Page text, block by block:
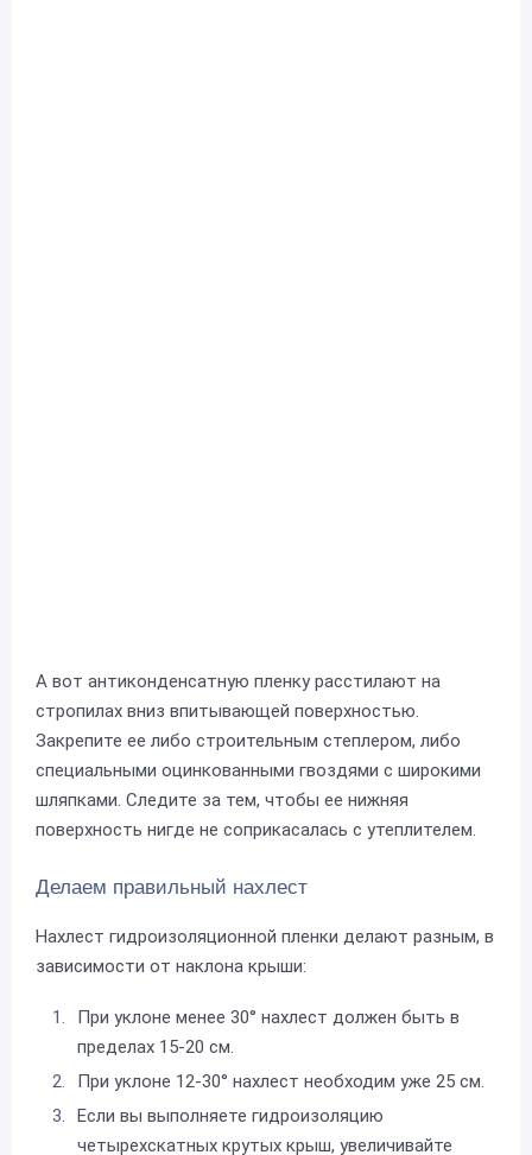
А вот антиконденсатную пленку расстилают на
стропилах вниз впитывающей поверхностью.
Закрепите ее либо строительным степлером, либо
специальными оцинкованными гвоздями с широкими
шляпками. Следите за тем, чтобы ее нижняя
поверхность нигде не соприкасалась с утеплителем.
Делаем правильный нахлест
Нахлест гидроизоляционной пленки делают разным, в
зависимости от наклона крыши:
При уклоне менее 30° нахлест должен быть в
пределах 15-20 см.
При уклоне 12-30° нахлест необходим уже 25 см.
Если вы выполняете гидроизоляцию
четырехскатных крутых крыш, увеличивайте